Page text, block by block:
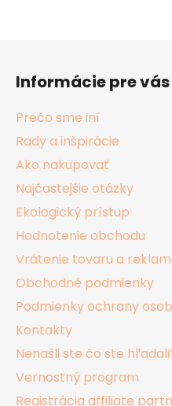
Informácie pre vás
Prečo sme iní
Rady a inšpirácie
Ako nakupovať
Najčastejšie otázky
Ekologický prístup
Hodnotenie obchodu
Vrátenie tovaru a
Obchodné podmienky
Podmienky ochrany
Kontakty
Nenašli ste čo ste
Vernostný program
Registrácia affiliate